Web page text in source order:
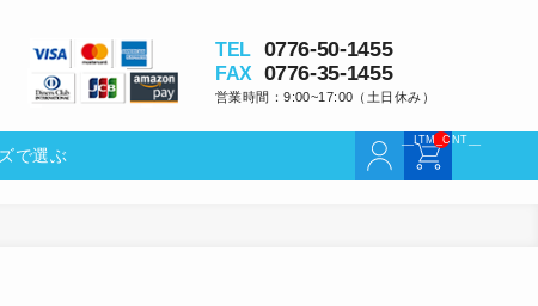
TEL
FAX
営業時間：9:00~17:00（